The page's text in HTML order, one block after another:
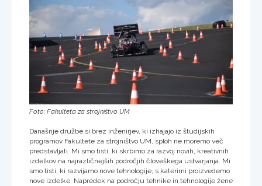
Foto: Fakulteta za strojništvo UM
Današnje družbe si brez inženirjev, ki izhajajo iz študijskih
programov Fakultete za strojništvo UM, sploh ne moremo več
predstavljati. Mi smo tisti, ki skrbimo za razvoj novih, kreativnih
izdelkov na najrazličnejših področjih človeškega ustvarjanja. Mi
smo tisti, ki razvijamo nove tehnologije, s katerimi proizvedemo
nove izdelke. Napredek na področju tehnike in tehnologije žene